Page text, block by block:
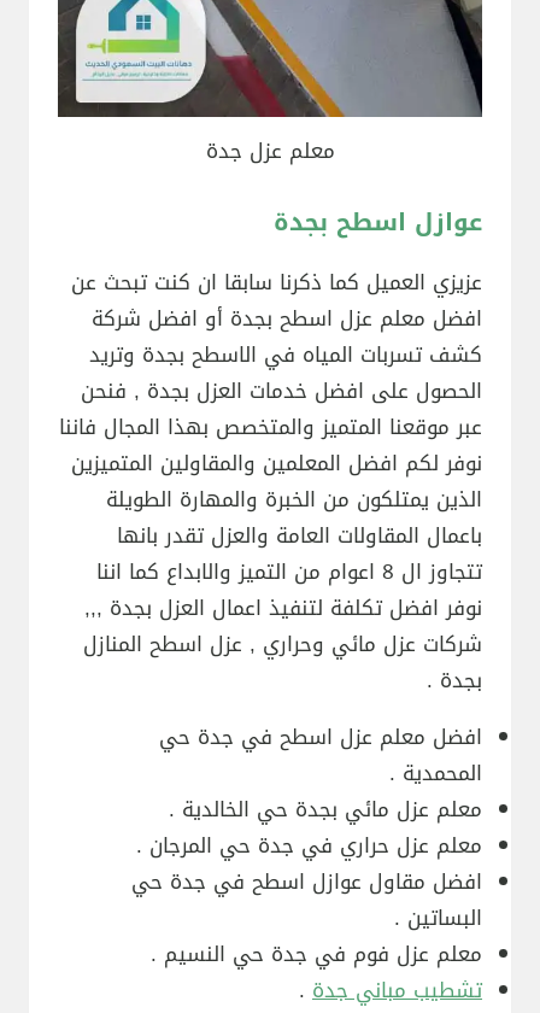
معلم عزل جدة
عوازل اسطح بجدة
عزيزي العميل كما ذكرنا سابقا ان كنت تبحث عن
افضل معلم عزل اسطح بجدة أو افضل شركة
كشف تسربات المياه في الاسطح بجدة وتريد
الحصول على افضل خدمات العزل بجدة , فنحن
عبر موقعنا المتميز والمتخصص بهذا المجال فاننا
نوفر لكم افضل المعلمين والمقاولين المتميزين
الذين يمتلكون من الخبرة والمهارة الطويلة
باعمال المقاولات العامة والعزل تقدر بانها
تتجاوز ال 8 اعوام من التميز والابداع كما اننا
نوفر افضل تكلفة لتنفيذ اعمال العزل بجدة ,,,
شركات عزل مائي وحراري , عزل اسطح المنازل
بجدة .
افضل معلم عزل اسطح في جدة حي
المحمدية .
معلم عزل مائي بجدة حي الخالدية .
معلم عزل حراري في جدة حي المرجان .
افضل مقاول عوازل اسطح في جدة حي
البساتين .
معلم عزل فوم في جدة حي النسيم .
تشطيب مباني جدة .